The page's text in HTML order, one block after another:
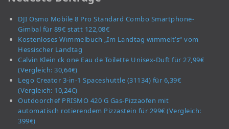
DJI Osmo Mobile 8 Pro Standard Combo Smartphone-
Gimbal für 89€ statt 122,08€
Kostenloses Wimmelbuch „Im Landtag wimmelt’s“ vom
Hessischer Landtag
Calvin Klein ck one Eau de Toilette Unisex-Duft für 27,99€
(Vergleich: 30,64€)
Lego Creator 3-in-1 Spaceshuttle (31134) für 6,39€
(Vergleich: 10,24€)
Outdoorchef PRISMO 420 G Gas-Pizzaofen mit
automatisch rotierendem Pizzastein für 299€ (Vergleich:
399€)